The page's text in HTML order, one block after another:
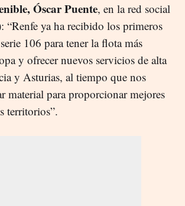
Óscar Puente, en la red social
“Renfe ya ha recibido los primeros
106 para tener la flota más
y ofrecer nuevos servicios de alta
y Asturias, al tiempo que nos
material para proporcionar mejores
territorios”.